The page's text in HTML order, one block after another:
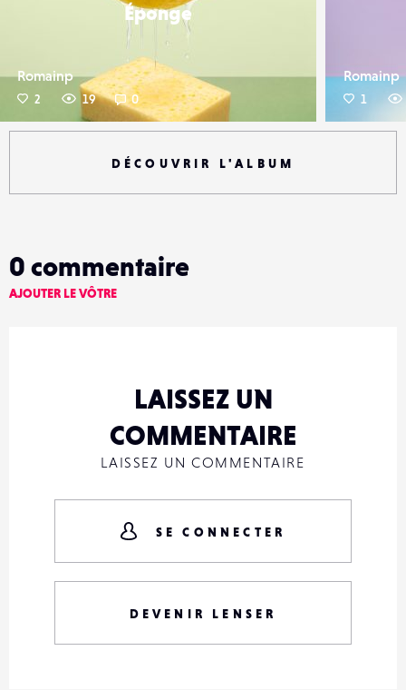
Éponge
Romainp
2 19 0
Romainp
1
DÉCOUVRIR L'ALBUM
0 commentaire
AJOUTER LE VÔTRE
LAISSEZ UN
COMMENTAIRE
LAISSEZ UN COMMENTAIRE
SE CONNECTER
DEVENIR LENSER